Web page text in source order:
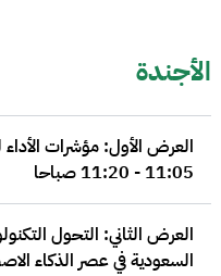
الأجندة
العرض الأول: مؤشرات الأداء
11:05 - 11:20 صباحا
العرض الثاني: التحول
السعودية في عصر الذكاء الاصطناعي 11:20-